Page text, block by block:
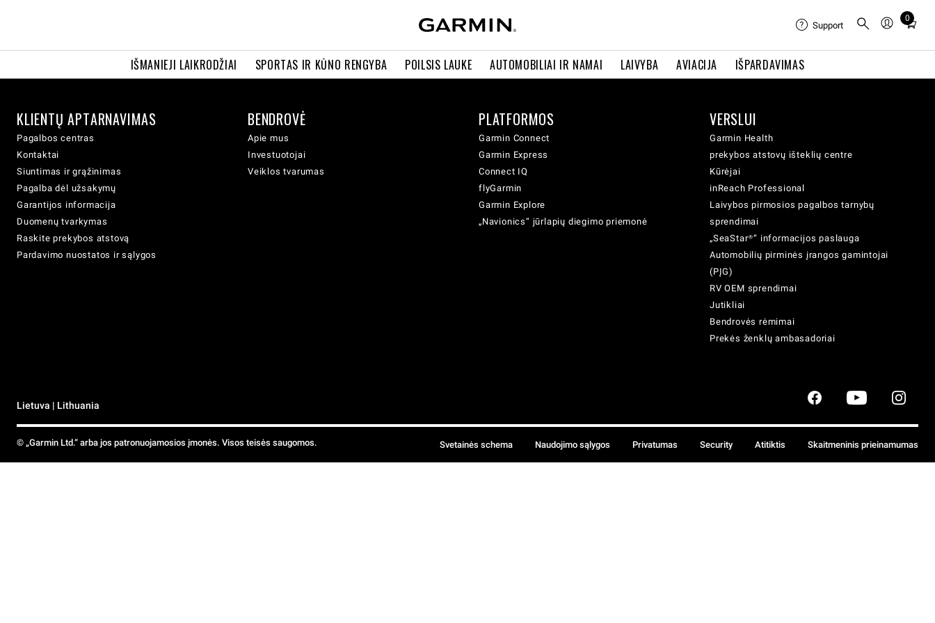
IŠMANIEJI LAIKRODŽIAI SPORTAS IR KŪNO RENGYBA POILSIS LAUKE AUTOMOBILIAI IR NAMAI LAIVYBA AVIACIJA IŠPARDAVIMAS
Support
0
Total
cart:
KLIENTŲ APTARNAVIMAS
Pagalbos centras
Kontaktai
Siuntimas ir grąžinimas
Pagalba dėl užsakymų
Garantijos informacija
Duomenų tvarkymas
Raskite prekybos atstovą
Pardavimo nuostatos ir sąlygos
BENDROVĖ
Apie mus
Investuotojai
Veiklos tvarumas
PLATFORMOS
Garmin Connect
Garmin Express
Connect IQ
flyGarmin
Garmin Explore
„Navionics“ jūrlapių diegimo priemonė
VERSLUI
Garmin Health
prekybos atstovų išteklių centre
Kūrėjai
inReach Professional
Laivybos pirmosios pagalbos tarnybų
sprendimai
„SeaStar®“ informacijos paslauga
Automobilių pirminės įrangos gamintojai
(PĮG)
RV OEM sprendimai
Jutikliai
Bendrovės rėmimai
Prekės ženklų ambasadoriai
Lietuva | Lithuania
© „Garmin Ltd.“ arba jos patronuojamosios įmonės. Visos teisės saugomos. Svetainės schema Naudojimo sąlygos Privatumas Security Atitiktis Skaitmeninis prieinamumas